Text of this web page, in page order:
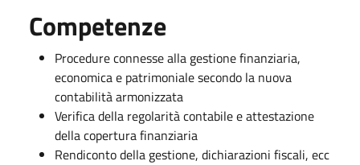
Competenze
Procedure connesse alla gestione finanziaria,
economica e patrimoniale secondo la nuova
contabilità armonizzata
Verifica della regolarità contabile e attestazione
della copertura finanziaria
Rendiconto della gestione, dichiarazioni fiscali, ecc